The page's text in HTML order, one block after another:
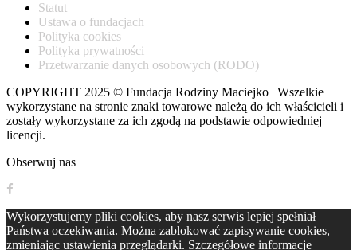
Statut
Ustawa o fundacjach
Polityka cookies
Polityka prywatności
Przetwarzanie danych osobowych (RODO)
COPYRIGHT 2025 © Fundacja Rodziny Maciejko | Wszelkie
wykorzystane na stronie znaki towarowe należą do ich właścicieli i
zostały wykorzystane za ich zgodą na podstawie odpowiedniej
licencji.
Obserwuj nas
Wykorzystujemy pliki cookies, aby nasz serwis lepiej spełniał
Państwa oczekiwania. Można zablokować zapisywanie cookies,
zmieniając ustawienia przeglądarki. Szczegółowe informacje